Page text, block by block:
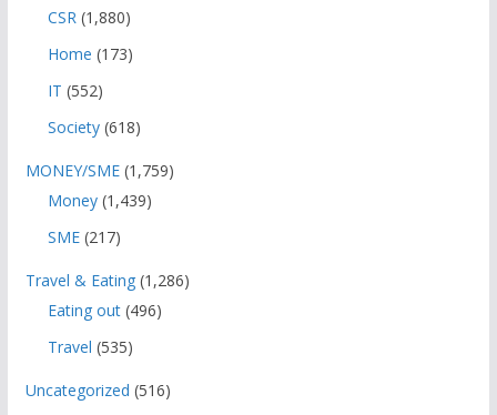
CSR(1,880)
Home (173)
IT (552)
Society(618)
MONEY/SME(1,759)
Money(1,439)
SME(217)
Travel & Eating(1,286)
Eating out(496)
Travel (535)
Uncategorized (516)